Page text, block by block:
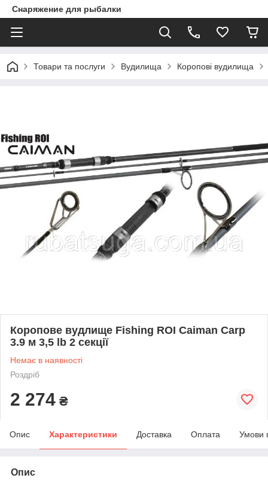
Снаряжение для рыбалки
Товари та послуги Вудилища Коропові вудилища
Коропове вудлище Fishing ROI Caiman Carp
3.9 м 3,5 lb 2 секції
Немає в наявності
Роздріб
2 274 ₴
Опис Характеристики Доставка Оплата Умови
Опис